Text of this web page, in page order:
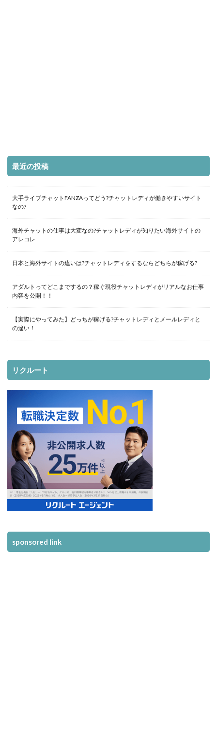
最近の投稿
大手ライブチャットFANZAってどう?チャットレディが働きやすいサイト
なの?
海外チャットの仕事は大変なの?チャットレディが知りたい海外サイトの
アレコレ
日本と海外サイトの違いは?チャットレディをするならどちらが稼げる?
アダルトってどこまでするの？稼ぐ現役チャットレディがリアルなお仕事
内容を公開！！
【実際にやってみた】どっちが稼げる?チャットレディとメールレディと
の違い！
リクルート
sponsored link